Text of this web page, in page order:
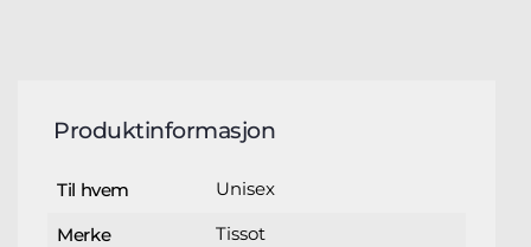
Produktinformasjon
Til hvem Unisex
Merke Tissot